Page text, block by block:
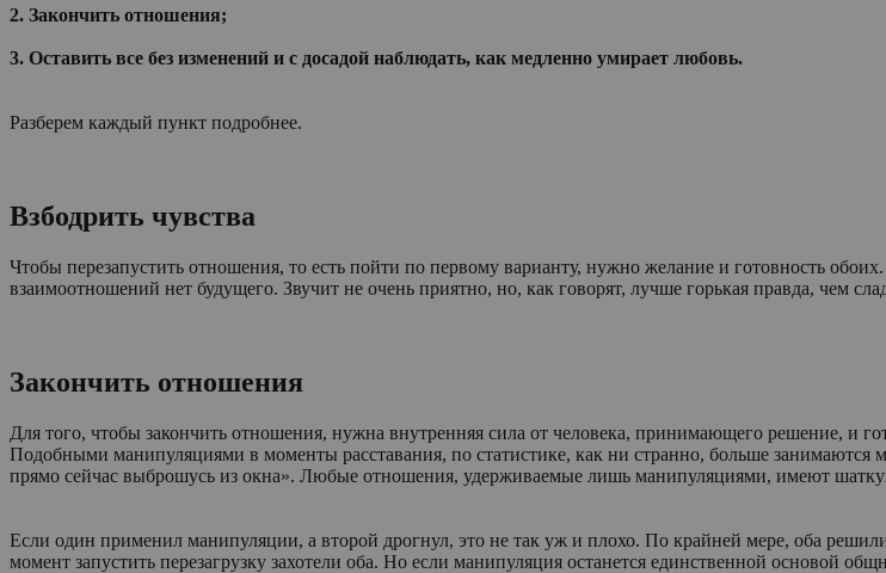
2. Закончить отношения;
3. Оставить все без изменений и с досадой наблюдать, как медленно умирает любовь.
Разберем каждый пункт подробнее.
Взбодрить чувства
Чтобы перезапустить отношения, то есть пойти по первому варианту, нужно желание и готовность
взаимоотношений нет будущего. Звучит не очень приятно, но, как говорят, лучше горькая правда, чем
Закончить отношения
Для того, чтобы закончить отношения, нужна внутренняя сила от человека, принимающего решение, и
Подобными манипуляциями в моменты расставания, по статистике, как ни странно, больше
прямо сейчас выброшусь из окна». Любые отношения, удерживаемые лишь манипуляциями, имеют
Если один применил манипуляции, а второй дрогнул, это не так уж и плохо. По крайней мере, оба
момент запустить перезагрузку захотели оба. Но если манипуляция останется единственной основой